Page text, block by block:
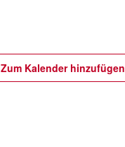
Zum Kalender hinzufügen